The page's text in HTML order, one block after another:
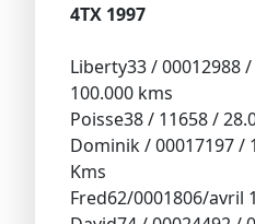
4TX 1997
Liberty33 / 00012988
100.000 kms
Poisse38 / 11658 /
Dominik / 00017197 /
Kms
Fred62/0001806/avril